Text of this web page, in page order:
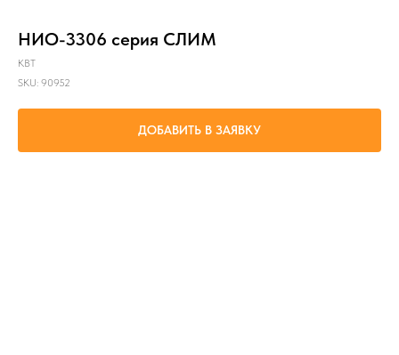
НИО-3306 серия СЛИМ
КВТ
SKU: 90952
ДОБАВИТЬ В ЗАЯВКУ